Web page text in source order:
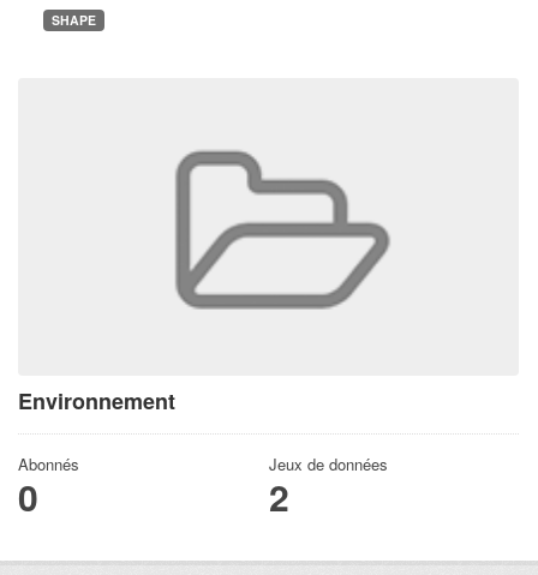
Environnement
Abonnés
0
Jeux de données
2
SHAPE